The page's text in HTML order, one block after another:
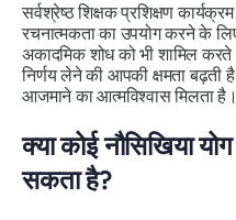
सर्वश्रेष्ठ शिक्षक प्रशिक्षण
रचनात्मकता का उपयोग करने के
अकादमिक शोध को भी शामिल
निर्णय लेने की आपकी क्षमता बढ़ती
आजमाने का आत्मविश्वास मिलता
क्या कोई नौसिखिया
सकता है?